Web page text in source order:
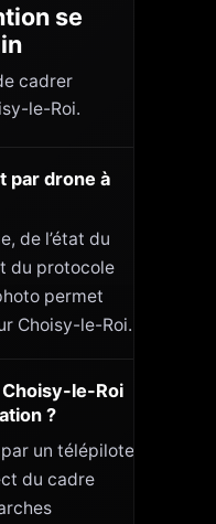
se
cadrer
le-Roi.
par drone à
de l’état du
du protocole
permet
Choisy-le-Roi.
le-Roi
?
un télépilote
du cadre